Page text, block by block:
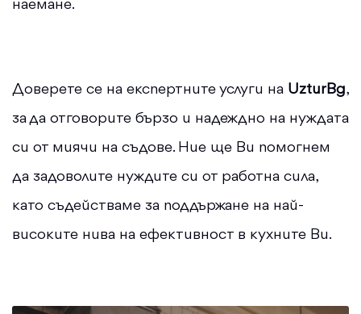
наемане.
Доверете се на експертните услуги на UzturBg,
за да отговорите бързо и надеждно на нуждата
си от миячи на съдове. Ние ще Ви помогнем
да задоволите нуждите си от работна сила,
като съдействаме за поддържане на най-
високите нива на ефективност в кухните Ви.